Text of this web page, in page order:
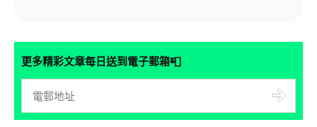
更多精彩文章每日送到電子郵箱📮